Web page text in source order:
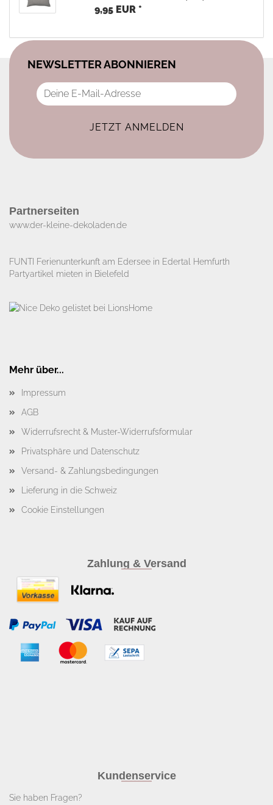
9,95 EUR *
NEWSLETTER ABONNIEREN
Partnerseiten
www.der-kleine-dekoladen.de​
FUNTI Ferienunterkunft am Edersee in Edertal Hemfurth
Partyartikel mieten in Bielefeld
Mehr über...
Impressum
AGB
Widerrufsrecht & Muster-Widerrufsformular
Privatsphäre und Datenschutz
Versand- & Zahlungsbedingungen
Lieferung in die Schweiz
Cookie Einstellungen
Zahlung & Versand
Kundenservice
Sie haben Fragen?